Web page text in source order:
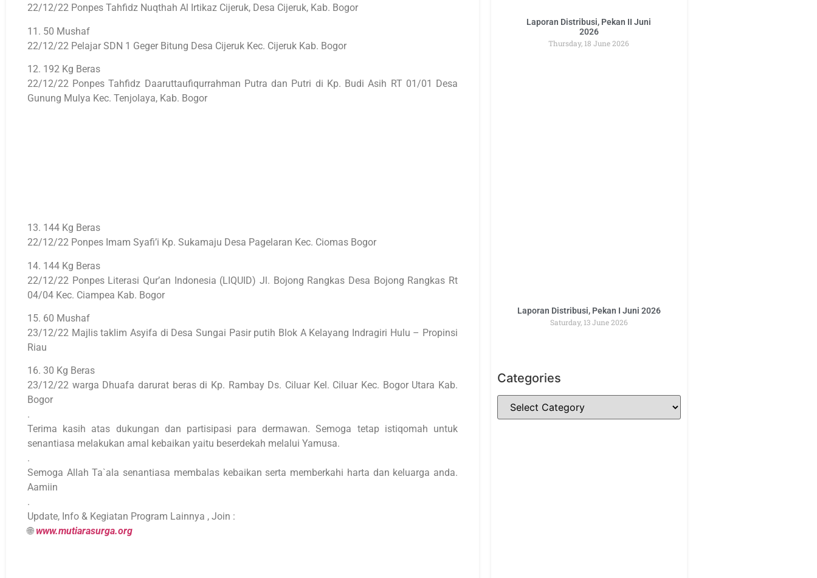
22/12/22 Ponpes Tahfidz Nuqthah Al Irtikaz Cijeruk, Desa Cijeruk, Kab. Bogor
11. 50 Mushaf
22/12/22 Pelajar SDN 1 Geger Bitung Desa Cijeruk Kec. Cijeruk Kab. Bogor
12. 192 Kg Beras
22/12/22 Ponpes Tahfidz Daaruttaufiqurrahman Putra dan Putri di Kp. Budi Asih RT 01/01 Desa
Gunung Mulya Kec. Tenjolaya, Kab. Bogor
13. 144 Kg Beras
22/12/22 Ponpes Imam Syafi’i Kp. Sukamaju Desa Pagelaran Kec. Ciomas Bogor
14. 144 Kg Beras
22/12/22 Ponpes Literasi Qur’an Indonesia (LIQUID) Jl. Bojong Rangkas Desa Bojong Rangkas Rt
04/04 Kec. Ciampea Kab. Bogor
15. 60 Mushaf
23/12/22 Majlis taklim Asyifa di Desa Sungai Pasir putih Blok A Kelayang Indragiri Hulu – Propinsi
Riau
16. 30 Kg Beras
23/12/22 warga Dhuafa darurat beras di Kp. Rambay Ds. Ciluar Kel. Ciluar Kec. Bogor Utara Kab.
Bogor
.
Terima kasih atas dukungan dan partisipasi para dermawan. Semoga tetap istiqomah untuk
senantiasa melakukan amal kebaikan yaitu beserdekah melalui Yamusa.
.
Semoga Allah Ta`ala senantiasa membalas kebaikan serta memberkahi harta dan keluarga anda.
Aamiin
.
Update, Info & Kegiatan Program Lainnya , Join :
🌐 www.mutiarasurga.org
Laporan Distribusi, Pekan II Juni
2026
Thursday, 18 June 2026
Laporan Distribusi, Pekan I Juni 2026
Saturday, 13 June 2026
Categories